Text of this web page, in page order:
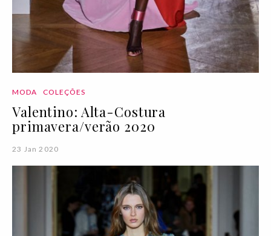
MODA COLEÇÕES
Valentino: Alta-Costura
primavera/verão 2020
23 Jan 2020